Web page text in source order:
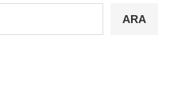
ARA